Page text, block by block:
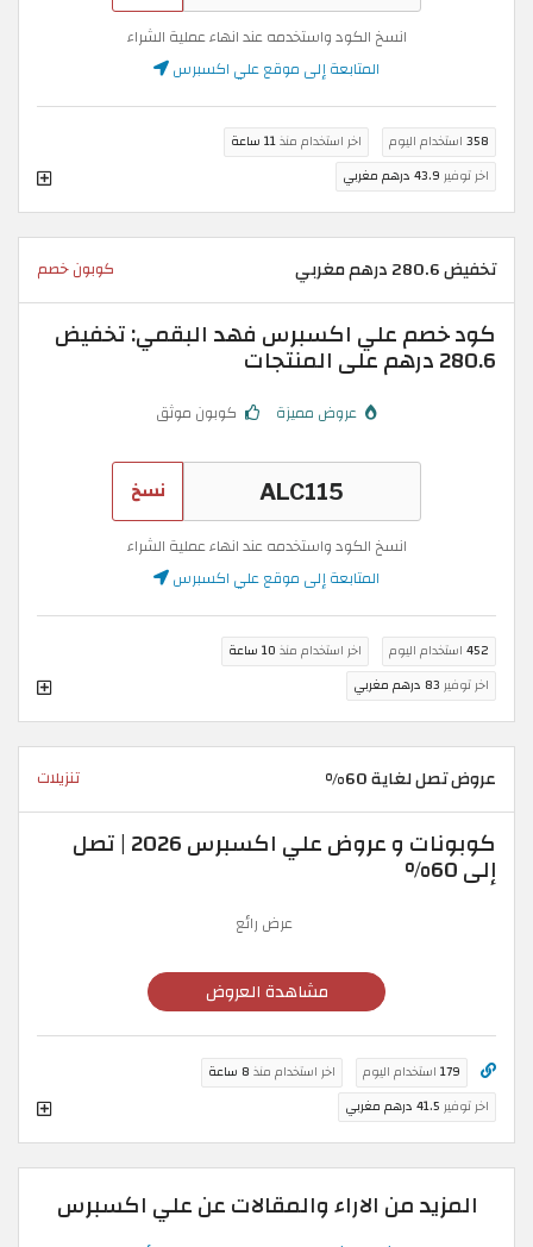
انسخ الكود واستخدمه عند انهاء عملية الشراء
المتابعة إلى موقع علي اكسبرس
358 استخدام اليوم اخر استخدام منذ11 ساعة
اخر توفير 43.9 درهم مغربي
تخفيض 280.6 درهم مغربي كوبون خصم
كود خصم علي اكسبرس فهد البقمي: تخفيض
280.6 درهم على المنتجات
عروض مميزة كوبون موثق
نسخ
انسخ الكود واستخدمه عند انهاء عملية الشراء
المتابعة إلى موقع علي اكسبرس
452 استخدام اليوم اخر استخدام منذ 10 ساعة
اخر توفير 83 درهم مغربي
عروض تصل لغاية 60% تنزيلات
كوبونات و عروض علي اكسبرس 2026 | تصل
إلى 60%
عرض رائع
مشاهدة العروض
179 استخدام اليوم اخر استخدام منذ 8 ساعة
اخر توفير 41.5 درهم مغربي
المزيد من الاراء والمقالات عن علي اكسبرس